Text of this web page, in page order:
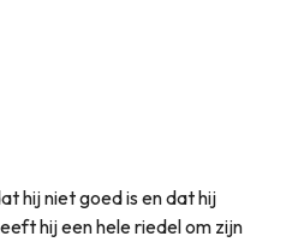
hij niet goed is en dat hij
hij een hele riedel om zijn